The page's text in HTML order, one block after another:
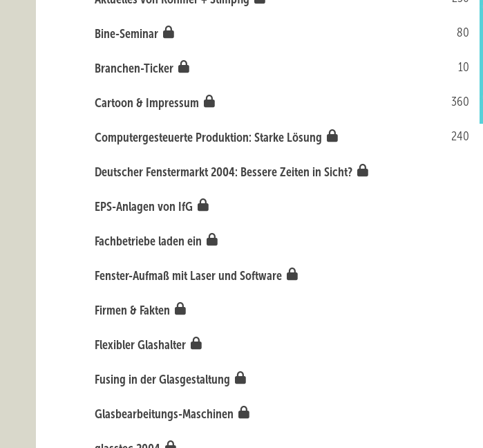
80
Bine-Seminar
10
Branchen-Ticker
360
Cartoon & Impressum
240
Computergesteuerte Produktion: Starke Lösung
Deutscher Fenstermarkt 2004: Bessere Zeiten in Sicht?
EPS-Anlagen von IfG
Fachbetriebe laden ein
Fenster-Aufmaß mit Laser und Software
Firmen & Fakten
Flexibler Glashalter
Fusing in der Glasgestaltung
Glasbearbeitungs-Maschinen